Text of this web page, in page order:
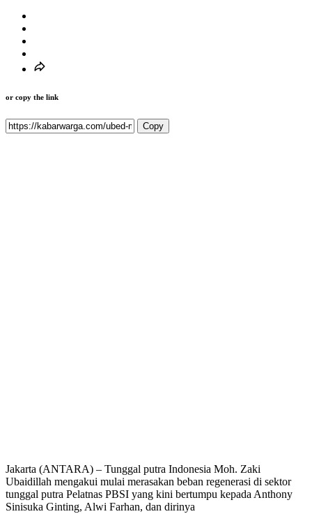
or copy the link
Copy
Jakarta (ANTARA) – Tunggal putra Indonesia Moh. Zaki
Ubaidillah mengakui mulai merasakan beban regenerasi di sektor
tunggal putra Pelatnas PBSI yang kini bertumpu kepada Anthony
Sinisuka Ginting, Alwi Farhan, dan dirinya